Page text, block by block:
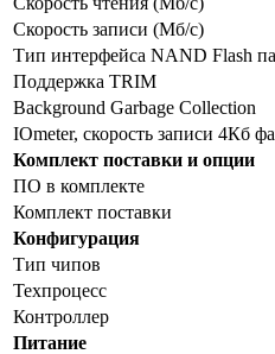
Скорость записи (Мб/с)
Тип интерфейса NAND Flash
Поддержка TRIM
Background Garbage Collection
IOmeter, скорость записи 4Кб
Комплект поставки и опции
ПО в комплекте
Комплект поставки
Конфигурация
Тип чипов
Техпроцесс
Контроллер
Питание